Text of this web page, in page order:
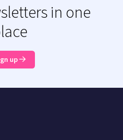
in one
up